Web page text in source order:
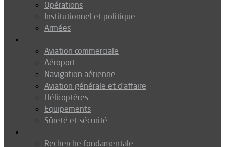
Opérations
Institutionnel et politique
Armées
Aviation commerciale
Aéroport
Navigation aérienne
Aviation générale et d’affaire
Hélicoptères
Equipements
Sûreté et sécurité
Recherche fondamentale